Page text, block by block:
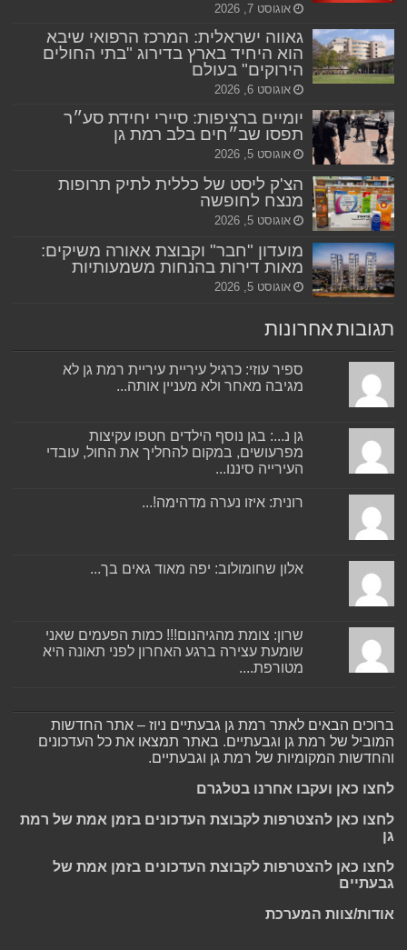
אוגוסט 7, 2026
גאווה ישראלית: המרכז הרפואי שיבא
הוא היחיד בארץ בדירוג "בתי החולים
הירוקים" בעולם
אוגוסט 6, 2026
יומיים ברציפות: סיירי יחידת סע״ר
תפסו שב״חים בלב רמת גן
אוגוסט 5, 2026
הצ'ק ליסט של כללית לתיק תרופות
מנצח לחופשה
אוגוסט 5, 2026
מועדון "חבר" וקבוצת אאורה משיקים:
מאות דירות בהנחות משמעותיות
אוגוסט 5, 2026
תגובות אחרונות
ספיר עוזי: כרגיל עיריית עיריית רמת גן לא
מגיבה מאחר ולא מעניין אותה...
גן נ...: בגן נוסף הילדים חטפו עקיצות
מפרעושים, במקום להחליך את החול, עובדי
העירייה סיננו...
רונית: איזו נערה מדהימה!...
אלון שחומולוב: יפה מאוד גאים בך...
שרון: צומת מהגיהנום!!! כמות הפעמים שאני
שומעת עצירה ברגע האחרון לפני תאונה היא
מטורפת....
ברוכים הבאים לאתר רמת גן גבעתיים ניוז – אתר החדשות
המוביל של רמת גן וגבעתיים. באתר תמצאו את כל העדכונים
והחדשות המקומיות של רמת גן וגבעתיים.
לחצו כאן ועקבו אחרנו בטלגרם
לחצו כאן להצטרפות לקבוצת העדכונים בזמן אמת של רמת
גן
לחצו כאן להצטרפות לקבוצת העדכונים בזמן אמת של
גבעתיים
אודות/צוות המערכת